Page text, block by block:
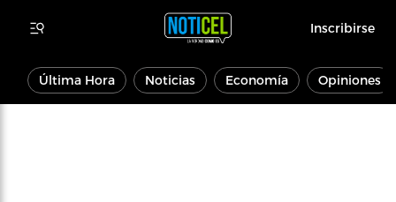
Inscribirse
Última Hora Noticias Economía Opiniones